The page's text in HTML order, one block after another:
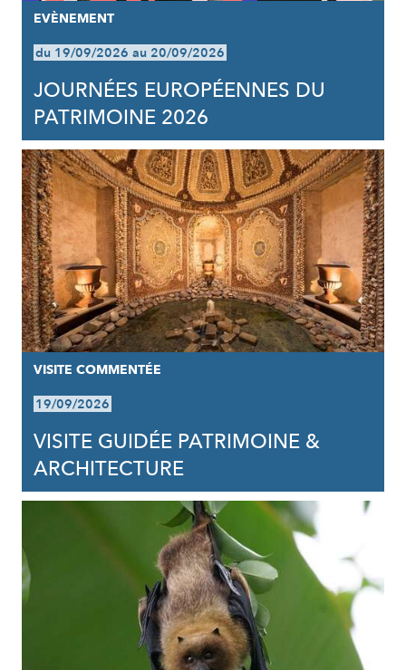
EVÈNEMENT
du 19/09/2026 au 20/09/2026
JOURNÉES EUROPÉENNES DU
PATRIMOINE 2026
VISITE COMMENTÉE
19/09/2026
VISITE GUIDÉE PATRIMOINE &
ARCHITECTURE